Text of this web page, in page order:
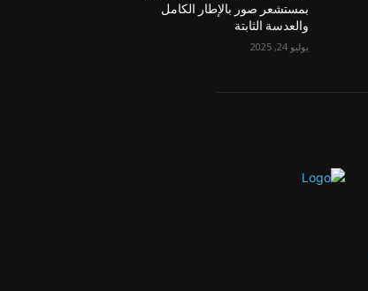
بمستشعر صور بالإطار الكامل
والعدسة الثابتة
يوليو 24, 2025